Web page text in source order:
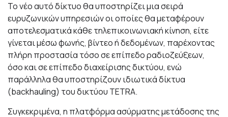
Το νέο αυτό δίκτυο θα υποστηρίζει μια σειρά
ευρυζωνικών υπηρεσιών οι οποίες θα μεταφέρουν
αποτελεσματικά κάθε τηλεπικοινωνιακή κίνηση, είτε
γίνεται μέσω φωνής, βίντεο ή δεδομένων, παρέχοντας
πλήρη προστασία τόσο σε επίπεδο ραδιοζεύξεων,
όσο και σε επίπεδο διαχείρισης δικτύου, ενώ
παράλληλα θα υποστηρίζουν ιδιωτικά δίκτυα
(backhauling) του δικτύου TETRA.
Συγκεκριμένα, η πλατφόρμα ασύρματης μετάδοσης της